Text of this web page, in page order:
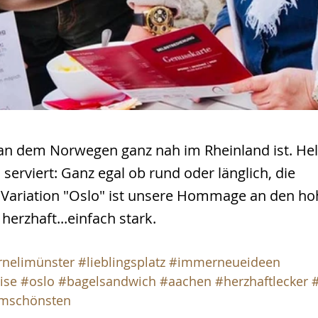
dem Norwegen ganz nah im Rheinland ist.
Ganz egal ob rund oder länglich, die
"Oslo" ist unsere Hommage an den
stark.
#lieblingsplatz #immerneueideen
#oslo #bagelsandwich #aachen #herzhaftlecker